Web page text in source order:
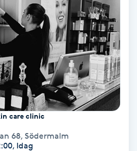
care clinic
68, Södermalm
Idag